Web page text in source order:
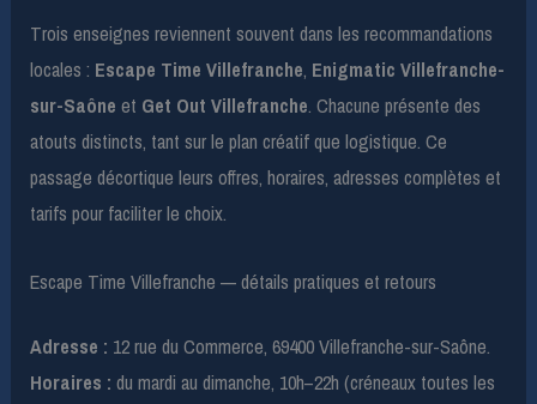
Trois enseignes reviennent souvent dans les recommandations
locales : Escape Time Villefranche, Enigmatic Villefranche-
sur-Saône et Get Out Villefranche. Chacune présente des
atouts distincts, tant sur le plan créatif que logistique. Ce
passage décortique leurs offres, horaires, adresses complètes et
tarifs pour faciliter le choix.
Escape Time Villefranche — détails pratiques et retours
Adresse : 12 rue du Commerce, 69400 Villefranche-sur-Saône.
Horaires : du mardi au dimanche, 10h–22h (créneaux toutes les